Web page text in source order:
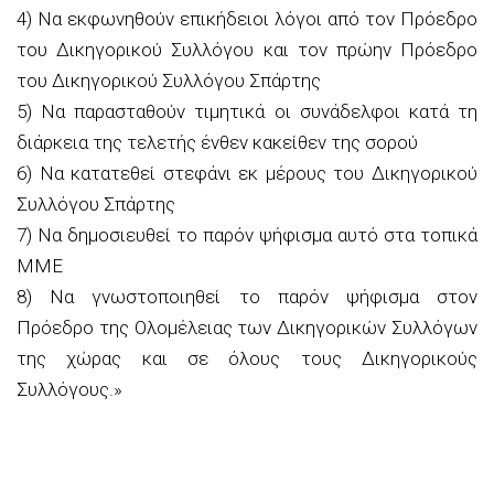
4) Να εκφωνηθούν επικήδειοι λόγοι από τον Πρόεδρο
του Δικηγορικού Συλλόγου και τον πρώην Πρόεδρο
του Δικηγορικού Συλλόγου Σπάρτης
5) Να παρασταθούν τιμητικά οι συνάδελφοι κατά τη
διάρκεια της τελετής ένθεν κακείθεν της σορού
6) Να κατατεθεί στεφάνι εκ μέρους του Δικηγορικού
Συλλόγου Σπάρτης
7) Να δημοσιευθεί το παρόν ψήφισμα αυτό στα τοπικά
ΜΜΕ
8) Να γνωστοποιηθεί το παρόν ψήφισμα στον
Πρόεδρο της Ολομέλειας των Δικηγορικών Συλλόγων
της χώρας και σε όλους τους Δικηγορικούς
Συλλόγους.»